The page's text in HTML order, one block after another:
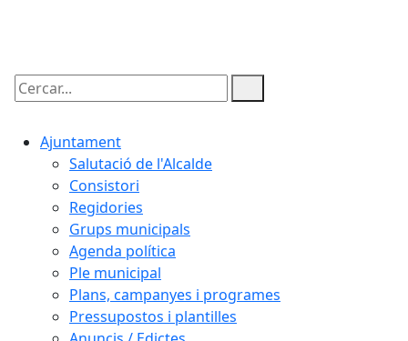
Cercar:
Ajuntament
Salutació de l'Alcalde
Consistori
Regidories
Grups municipals
Agenda política
Ple municipal
Plans, campanyes i programes
Pressupostos i plantilles